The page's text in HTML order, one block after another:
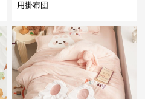
用掛布団